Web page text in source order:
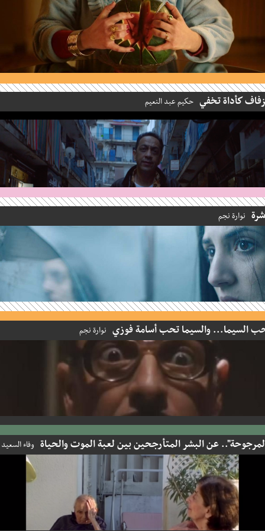
كأداة تخفي حكيم عبد النعيم
نوارة نجم
والسيما تحب أسامة فوزي نوارة نجم
عن البشر المتأرجحين بين لعبة الموت والحياة وفاء السعيد